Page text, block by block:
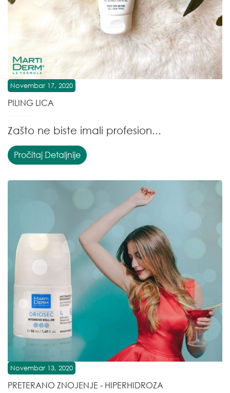
Novembar 17, 2020
PILING LICA
Zašto ne biste imali profesion...
Pročitaj Detaljnije
Novembar 13, 2020
PRETERANO ZNOJENJE - HIPERHIDROZA